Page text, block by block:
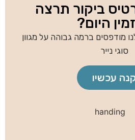
ביקור תרצה
היום?
מודפסים ברמה גבוהה על מגוון
סוגי נייר
עכשיו